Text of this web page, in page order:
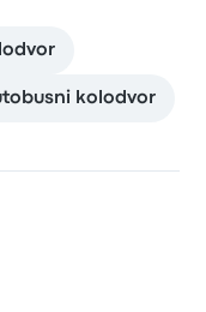
kolodvor